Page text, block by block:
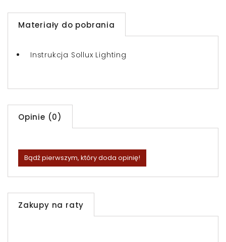
Materiały do pobrania
Instrukcja Sollux Lighting
Opinie (0)
Bądź pierwszym, który doda opinię!
Zakupy na raty